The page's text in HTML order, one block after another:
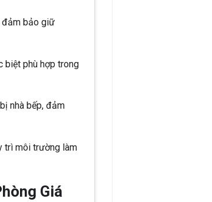
đảm bảo giữ
biệt phù hợp trong
nhà bếp, đảm
trì môi trường làm
Giá